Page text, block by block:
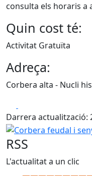
consulta els horaris a
Quin cost té:
Activitat Gratuïta
Adreça:
Corbera alta - Nucli
Darrera actualització:
Corbera feudal i
RSS
L'actualitat a un clic